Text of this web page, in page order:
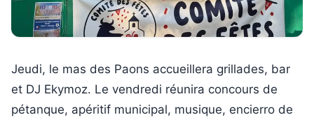
Jeudi, le mas des Paons accueillera grillades, bar
et DJ Ekymoz. Le vendredi réunira concours de
pétanque, apéritif municipal, musique, encierro de